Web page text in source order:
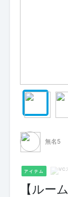
無名5
アイテム
【ルー